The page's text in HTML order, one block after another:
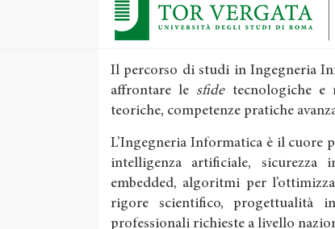
Il percorso di studi in Ingegneria
affrontare le sfidetecnologiche e
teoriche, competenze pratiche
L’Ingegneria Informatica è il cuore
intelligenza artificiale, sicurezza
embedded, algoritmi per
rigore scientifico, progettualità
professionali richieste a livello